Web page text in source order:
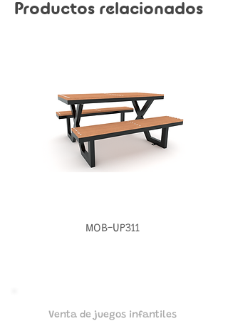
Productos relacionados
MOB-UP311
Venta de juegos infantiles